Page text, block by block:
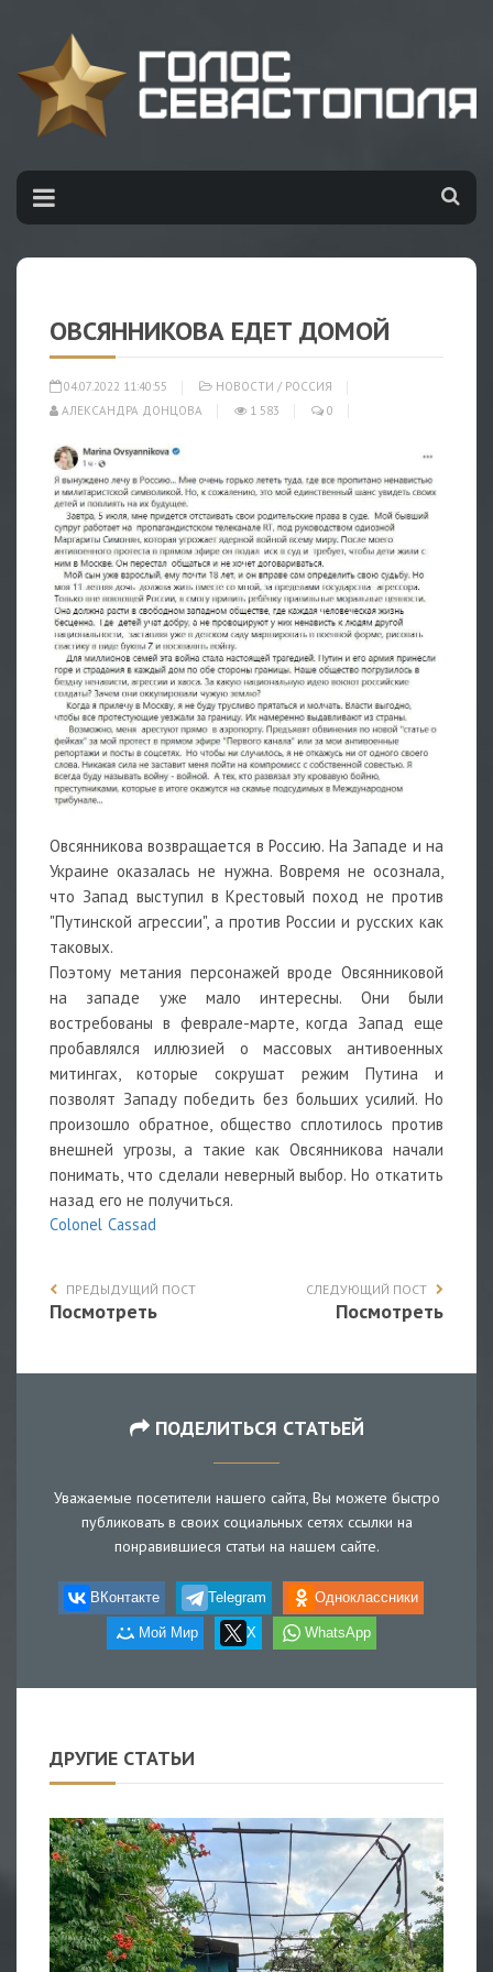
ОВСЯННИКОВА ЕДЕТ ДОМОЙ
04.07.2022 11:40:55 НОВОСТИ / РОССИЯ
АЛЕКСАНДРА ДОНЦОВА
1 583 0
Овсянникова возвращается в Россию. На Западе и на
Украине оказалась не нужна. Вовремя не осознала,
что Запад выступил в Крестовый поход не против
"Путинской агрессии", а против России и русских как
таковых.
Поэтому метания персонажей вроде Овсянниковой
на западе уже мало интересны. Они были
востребованы в феврале-марте, когда Запад еще
пробавлялся иллюзией о массовых антивоенных
митингах, которые сокрушат режим Путина и
позволят Западу победить без больших усилий. Но
произошло обратное, общество сплотилось против
внешней угрозы, а такие как Овсянникова начали
понимать, что сделали неверный выбор. Но откатить
назад его не получиться.
Сolonel Сassad
ПРЕДЫДУЩИЙ ПОСТ
Посмотреть
СЛЕДУЮЩИЙ ПОСТ
Посмотреть
ПОДЕЛИТЬСЯ СТАТЬЕЙ
Уважаемые посетители нашего сайта, Вы можете быстро
публиковать в своих социальных сетях ссылки на
понравившиеся статьи на нашем сайте.
ВКонтакте Telegram Одноклассники
Мой Мир X WhatsApp
ДРУГИЕ СТАТЬИ